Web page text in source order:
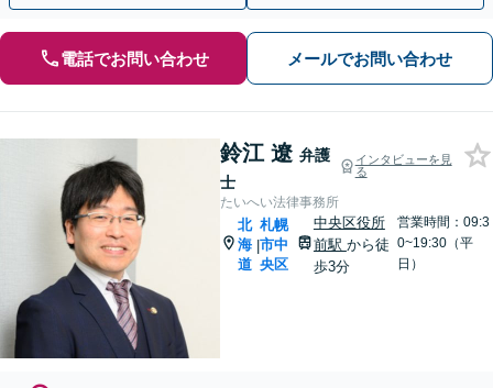
電話でお問い合わせ メールでお問い合わせ
鈴江 遼 弁護
士
インタビューを見
る
たいへい法律事務所
北
海
道
|
札幌
市中
央区
中央区役所
前駅 から徒
歩3分
営業時間：09:3
0~19:30（平
日）